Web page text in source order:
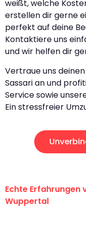
weißt, welche
erstellen dir gerne
perfekt auf deine
Kontaktiere uns
und wir helfen dir
Vertraue uns
Sassari an und
Service sowie
Ein stressfreier
Echte Erfahrungen
Wuppertal